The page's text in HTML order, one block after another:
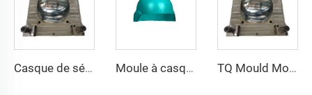
Casque de sécurité tactique PE et aramide résistant à la coupe, haute résistance, casque tactique de protection Moule à casque nouvelle tendance de haute qualité Hautement poli Moule composite en plastique pour casque de compression TQ Mould Moule en aramide UHMWPE pour casque MICH FAST PASGT Moule à casque par compression